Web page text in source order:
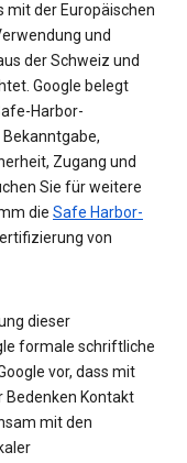
mit der Europäischen
und
der Schweiz und
Google belegt
Harbor-
Zugang und
Sie für weitere
die Safe Harbor-
von
dieser
formale schriftliche
vor, dass mit
Bedenken Kontakt
mit den